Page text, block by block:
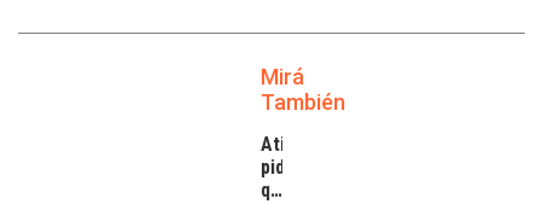
Mirá
También
Atilra
pide
que